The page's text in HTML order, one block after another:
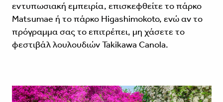
εντυπωσιακή εμπειρία, επισκεφθείτε το πάρκο
Matsumae ή το πάρκο Higashimokoto, ενώ αν το
πρόγραμμα σας το επιτρέπει, μη χάσετε το
φεστιβάλ λουλουδιών Takikawa Canola.